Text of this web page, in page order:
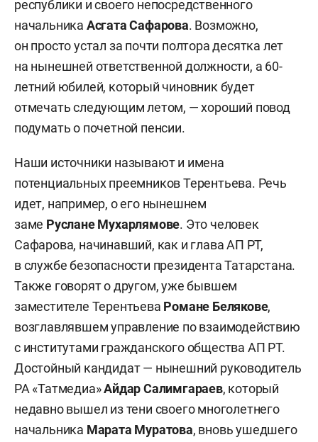
республики и своего непосредственного
начальника Асгата Сафарова. Возможно,
он просто устал за почти полтора десятка лет
на нынешней ответственной должности, а 60-
летний юбилей, который чиновник будет
отмечать следующим летом, — хороший повод
подумать о почетной пенсии.
Наши источники называют и имена
потенциальных преемников Терентьева. Речь
идет, например, о его нынешнем
заме Руслане Мухарлямове. Это человек
Сафарова, начинавший, как и глава АП РТ,
в службе безопасности президента Татарстана.
Также говорят о другом, уже бывшем
заместителе Терентьева Романе Белякове,
возглавлявшем управление по взаимодействию
с институтами гражданского общества АП РТ.
Достойный кандидат — нынешний руководитель
РА «Татмедиа»Айдар Салимгараев, который
недавно вышел из тени своего многолетнего
начальника Марата Муратова, вновь ушедшего